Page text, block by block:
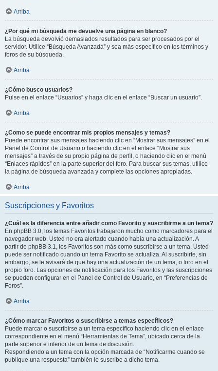
Arriba
¿Por qué mi búsqueda me devuelve una página en blanco?
La búsqueda devolvió demasiados resultados para ser procesados por el
servidor. Utilice “Búsqueda Avanzada” y sea más específico en los términos y
foros de su búsqueda.
Arriba
¿Cómo busco usuarios?
Pulse en el enlace “Usuarios” y haga clic en el enlace “Buscar un usuario”.
Arriba
¿Como se puede encontrar mis propios mensajes y temas?
Puede encontrar sus mensajes haciendo clic en “Mostrar sus mensajes” en el
Panel de Control de Usuario o haciendo clic en el enlace “Mostrar sus
mensajes” a través de su propio página de perfil, o haciendo clic en el menú
“Enlaces rápidos” en la parte superior del foro. Para buscar sus temas, utilice
la página de búsqueda avanzada y complete las opciones apropiadas.
Arriba
Suscripciones y Favoritos
¿Cuál es la diferencia entre añadir como Favorito y suscribirme a un tema?
En phpBB 3.0, los temas Favoritos trabajaron mucho como marcadores para el
navegador web. Usted no era alertado cuando había una actualización. A
partir de phpBB 3.1, los Favoritos son más como suscribirse a un tema. Usted
puede ser notificado cuando un tema Favorito se actualiza. Al suscribirte, sin
embargo, se le avisará de que hay una actualización de un tema, o foro en el
propio foro. Las opciones de notificación para los Favoritos y las suscripciones
se pueden configurar en el Panel de Control de Usuario, en “Preferencias de
Foros”.
Arriba
¿Cómo marcar Favoritos o suscribirse a temas específicos?
Puede marcar o suscribirse a un tema específico haciendo clic en el enlace
correspondiente en el menú “Herramientas de Tema”, ubicado cerca de la
parte superior e inferior de un tema de discusión.
Respondiendo a un tema con la opción marcada de “Notificarme cuando se
publique una respuesta” también le suscribe a dicho tema.